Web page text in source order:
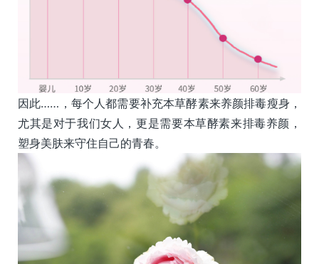
因此……，每个人都需要补充本草酵素来养颜排毒瘦身，
尤其是对于我们女人，更是需要本草酵素来排毒养颜，
塑身美肤来守住自己的青春。